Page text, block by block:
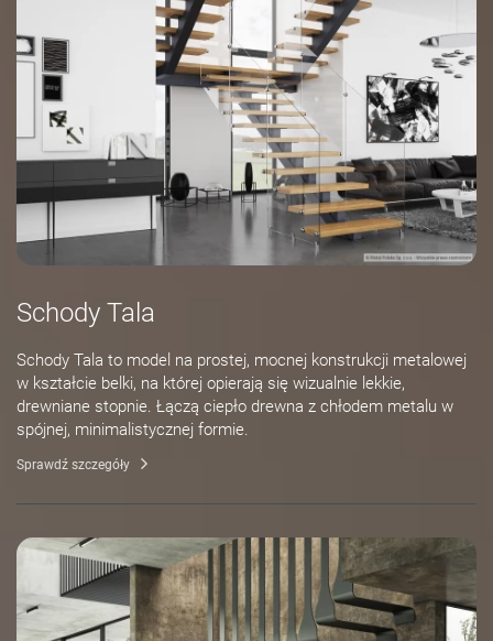
Schody Tala
Schody Tala to model na prostej, mocnej konstrukcji metalowej
w kształcie belki, na której opierają się wizualnie lekkie,
drewniane stopnie. Łączą ciepło drewna z chłodem metalu w
spójnej, minimalistycznej formie.
Sprawdź szczegóły